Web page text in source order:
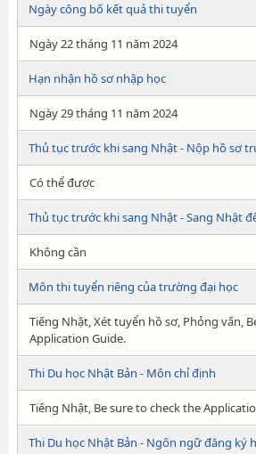
Ngày công bố kết quả thi tuyển
Ngày 22 tháng 11 năm 2024
Hạn nhận hồ sơ nhập học
Ngày 29 tháng 11 năm 2024
Thủ tục trước khi sang Nhật - Nộp hồ sơ
Có thể được
Thủ tục trước khi sang Nhật - Sang Nhật
Không cần
Môn thi tuyển riêng của trường đại học
Tiếng Nhật, Xét tuyển hồ sơ, Phỏng vấn,
Application Guide.
Thi Du học Nhật Bản - Môn chỉ định
Tiếng Nhật, Be sure to check the
Thi Du học Nhật Bản - Ngôn ngữ đăng ký